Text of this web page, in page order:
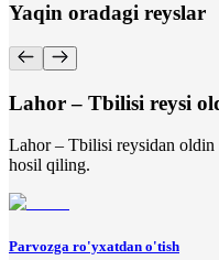
Yaqin oradagi reyslar
Lahor – Tbilisi reysi
Lahor – Tbilisi reysidan oldin
hosil qiling.
Parvozga ro'yxatdan o'tish